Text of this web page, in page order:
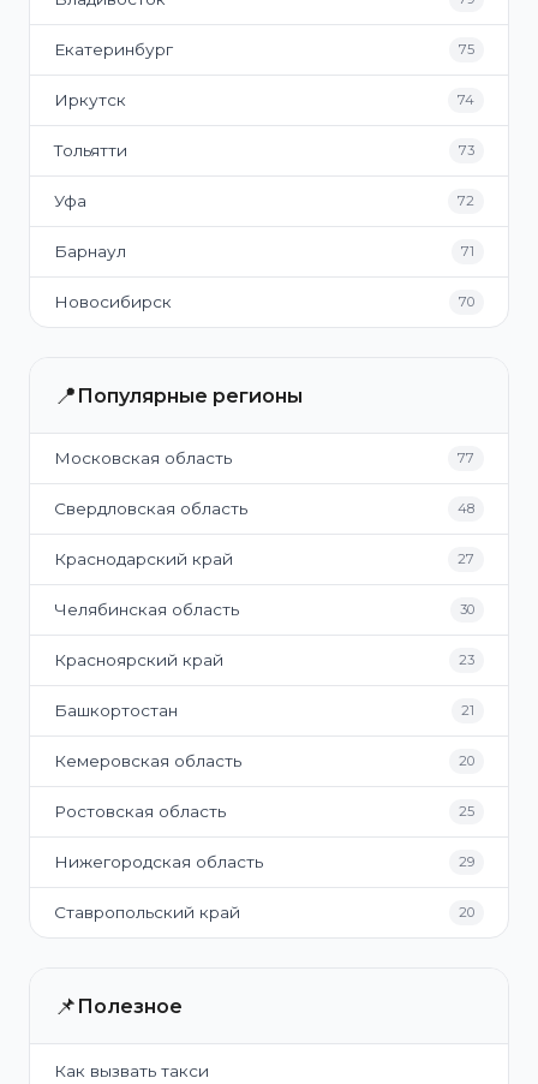
Екатеринбург 75
Иркутск 74
Тольятти 73
Уфа 72
Барнаул 71
Новосибирск 70
📍 Популярные регионы
Московская область 77
Свердловская область 48
Краснодарский край 27
Челябинская область 30
Красноярский край 23
Башкортостан 21
Кемеровская область 20
Ростовская область 25
Нижегородская область 29
Ставропольский край 20
📌 Полезное
Как вызвать такси